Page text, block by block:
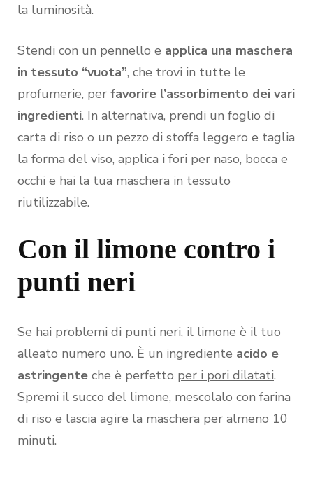
la luminosità.
Stendi con un pennello e applica una maschera
in tessuto “vuota”, che trovi in tutte le
profumerie, per favorire l’assorbimento dei vari
ingredienti. In alternativa, prendi un foglio di
carta di riso o un pezzo di stoffa leggero e taglia
la forma del viso, applica i fori per naso, bocca e
occhi e hai la tua maschera in tessuto
riutilizzabile.
Con il limone contro i
punti neri
Se hai problemi di punti neri, il limone è il tuo
alleato numero uno. È un ingrediente acido e
astringente che è perfetto per i pori dilatati.
Spremi il succo del limone, mescolalo con farina
di riso e lascia agire la maschera per almeno 10
minuti.